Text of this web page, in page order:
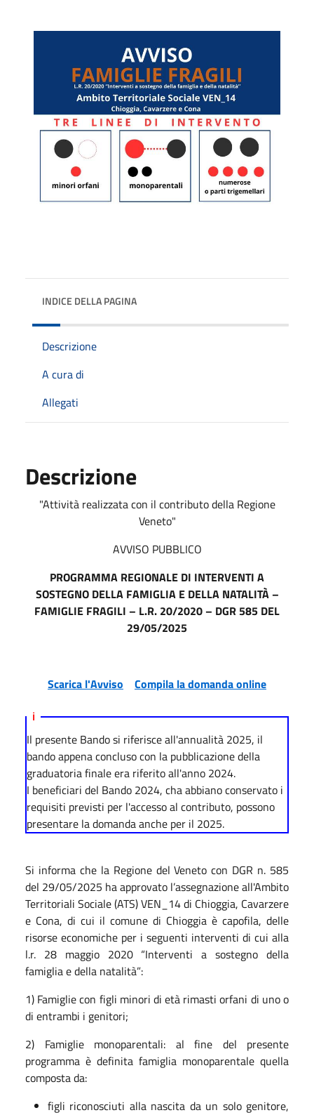
INDICE DELLA PAGINA
Descrizione
A cura di
Allegati
Descrizione
"Attività realizzata con il contributo della Regione
Veneto"
AVVISO PUBBLICO
PROGRAMMA REGIONALE DI INTERVENTI A
SOSTEGNO DELLA FAMIGLIA E DELLA NATALITÀ –
FAMIGLIE FRAGILI – L.R. 20/2020 – DGR 585 DEL
29/05/2025
Scarica l'Avviso Compila la domanda online
ℹ️
Il presente Bando si riferisce all'annualità 2025, il
bando appena concluso con la pubblicazione della
graduatoria finale era riferito all'anno 2024.
I beneficiari del Bando 2024, cha abbiano conservato i
requisiti previsti per l'accesso al contributo, possono
presentare la domanda anche per il 2025.
Si informa che la Regione del Veneto con DGR n. 585
del 29/05/2025 ha approvato l’assegnazione all'Ambito
Territoriali Sociale (ATS) VEN_14 di Chioggia, Cavarzere
e Cona, di cui il comune di Chioggia è capofila, delle
risorse economiche per i seguenti interventi di cui alla
l.r. 28 maggio 2020 “Interventi a sostegno della
famiglia e della natalità”:
1) Famiglie con figli minori di età rimasti orfani di uno o
di entrambi i genitori;
2) Famiglie monoparentali: al fine del presente
programma è definita famiglia monoparentale quella
composta da:
figli riconosciuti alla nascita da un solo genitore,